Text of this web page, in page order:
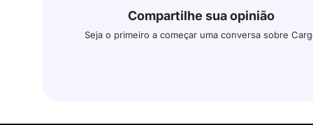
Compartilhe sua opinião
Seja o primeiro a começar uma conversa sobre